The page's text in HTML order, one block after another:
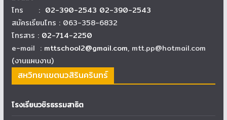
โทร : 02-390-2543 02-390-2543
สมัครเรียนโทร : 063-358-6832
โทรสาร : 02-714-2250
e-mail : mttschool2@gmail.com, mtt.pp@hotmail.com
(งานแผนงาน)
สหวิทยาเขตนวสิรินครินทร์
โรงเรียนวชิรธรรมสาธิต